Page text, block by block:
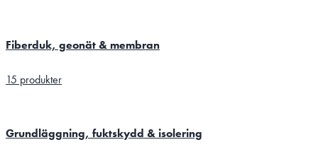
Fiberduk, geonät & membran
15 produkter
Grundläggning, fuktskydd & isolering